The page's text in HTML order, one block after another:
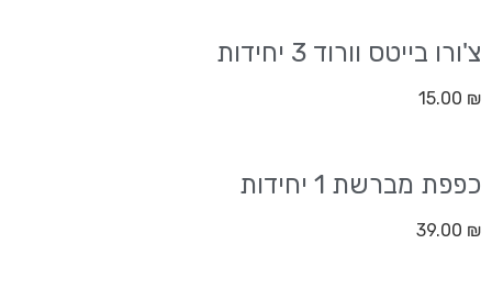
צ'ורו בייטס וורוד 3 יחידות
15.00 ₪
כפפת מברשת 1 יחידות
39.00 ₪